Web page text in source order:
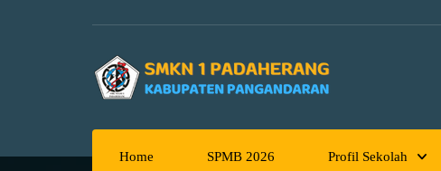
Home SPMB 2026 Profil Sekolah